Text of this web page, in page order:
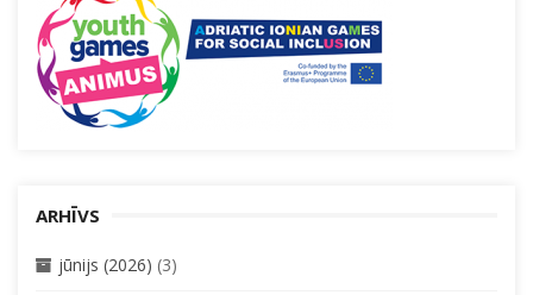
ARHĪVS
jūnijs (2026) (3)